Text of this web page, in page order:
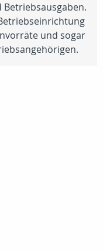
und sogar